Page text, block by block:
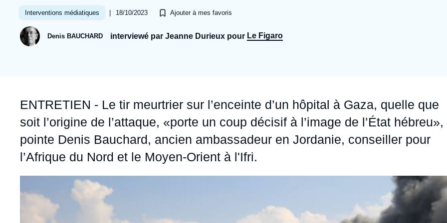
Partenariats et réseaux
Nous soutenir en tant que professionnel
Ramses
Politique étrangère
Intelligence artificielle
Guerre en Ukraine
Europe
Russie - Eurasie
Interventions médiatiques | 18/10/2023 Ajouter à mes favoris
Denis BAUCHARD interviewé par Jeanne Durieux pour Le Figaro
Accroche
ENTRETIEN - Le tir meurtrier sur l’enceinte d’un hôpital à Gaza, quelle que
soit l’origine de l’attaque, «porte un coup décisif à l’image de l’État hébreu»,
pointe Denis Bauchard, ancien ambassadeur en Jordanie, conseiller pour
l’Afrique du Nord et le Moyen-Orient à l'Ifri.
médiatique